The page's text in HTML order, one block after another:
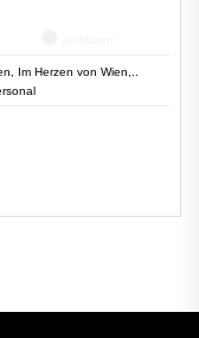
Im Herzen von Wien,..